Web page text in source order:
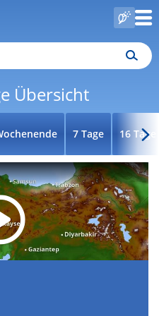
Übersicht
7 Tage 16 Tage